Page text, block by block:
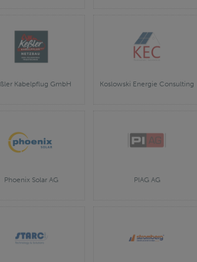
Kabelpflug GmbH Koslowski Energie Consulting
Phoenix Solar AG PIAG AG